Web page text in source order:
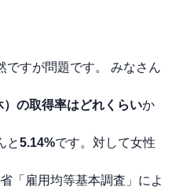
ですが問題です。 みなさん
の取得率はどれくらいか
と5.14%です。対して女性
「雇用均等基本調査」によ